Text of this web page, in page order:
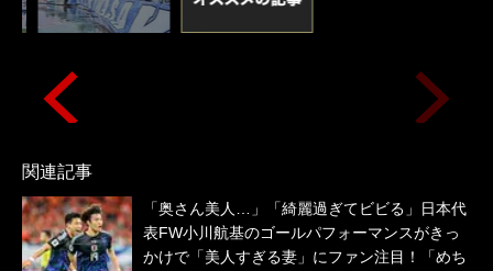
関連記事
「奥さん美人…」「綺麗過ぎてビビる」日本代
表FW小川航基のゴールパフォーマンスがきっ
かけで「美人すぎる妻」にファン注目！「めち